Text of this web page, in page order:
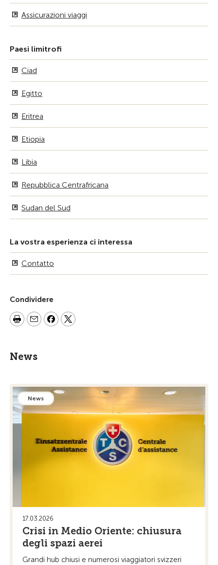
Assicurazioni viaggi
Paesi limitrofi
Ciad
Egitto
Eritrea
Etiopia
Libia
Repubblica Centrafricana
Sudan del Sud
La vostra esperienza ci interessa
Contatto
Condividere
News
News
17.03.2026
Crisi in Medio Oriente: chiusura
degli spazi aerei
Grandi hub chiusi e numerosi viaggiatori svizzeri